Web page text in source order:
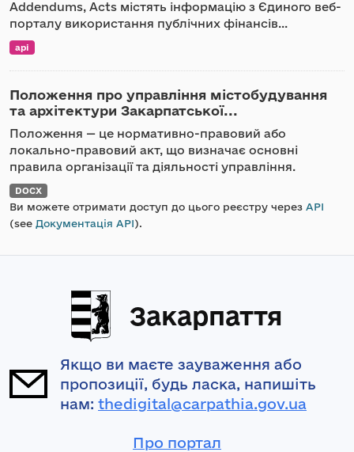
Addendums, Acts містять інформацію з Єдиного веб-
порталу використання публічних фінансів...
api
Положення про управління містобудування
та архітектури Закарпатської...
Положення — це нормативно-правовий або
локально-правовий акт, що визначає основні
правила організації та діяльності управління.
DOCX
Ви можете отримати доступ до цього реєстру через API
(see Документація API).
Закарпаття
Якщо ви маєте зауваження або
пропозиції, будь ласка, напишіть
нам: thedigital@carpathia.gov.ua
Про портал